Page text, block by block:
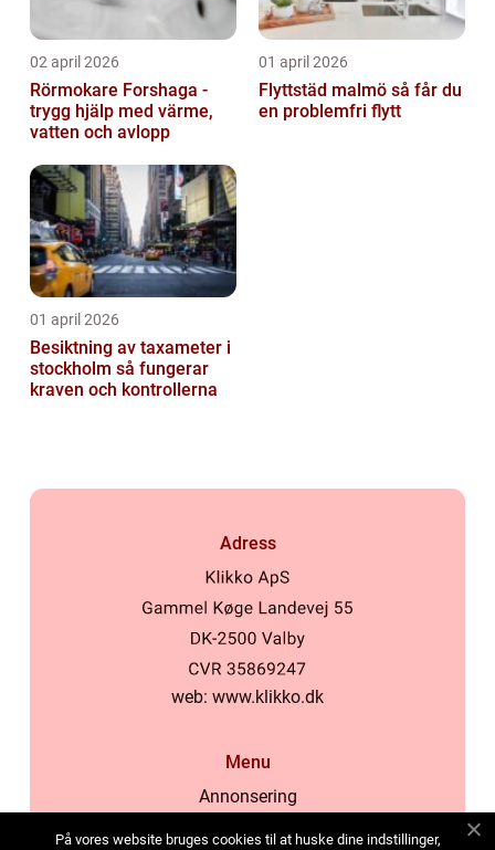
02 april 2026
Rörmokare Forshaga -
trygg hjälp med värme,
vatten och avlopp
01 april 2026
Flyttstäd malmö så får du
en problemfri flytt
01 april 2026
Besiktning av taxameter i
stockholm så fungerar
kraven och kontrollerna
Adress
web: www.klikko.dk
Menu
Annonsering
På vores website bruges cookies til at huske dine indstillinger,